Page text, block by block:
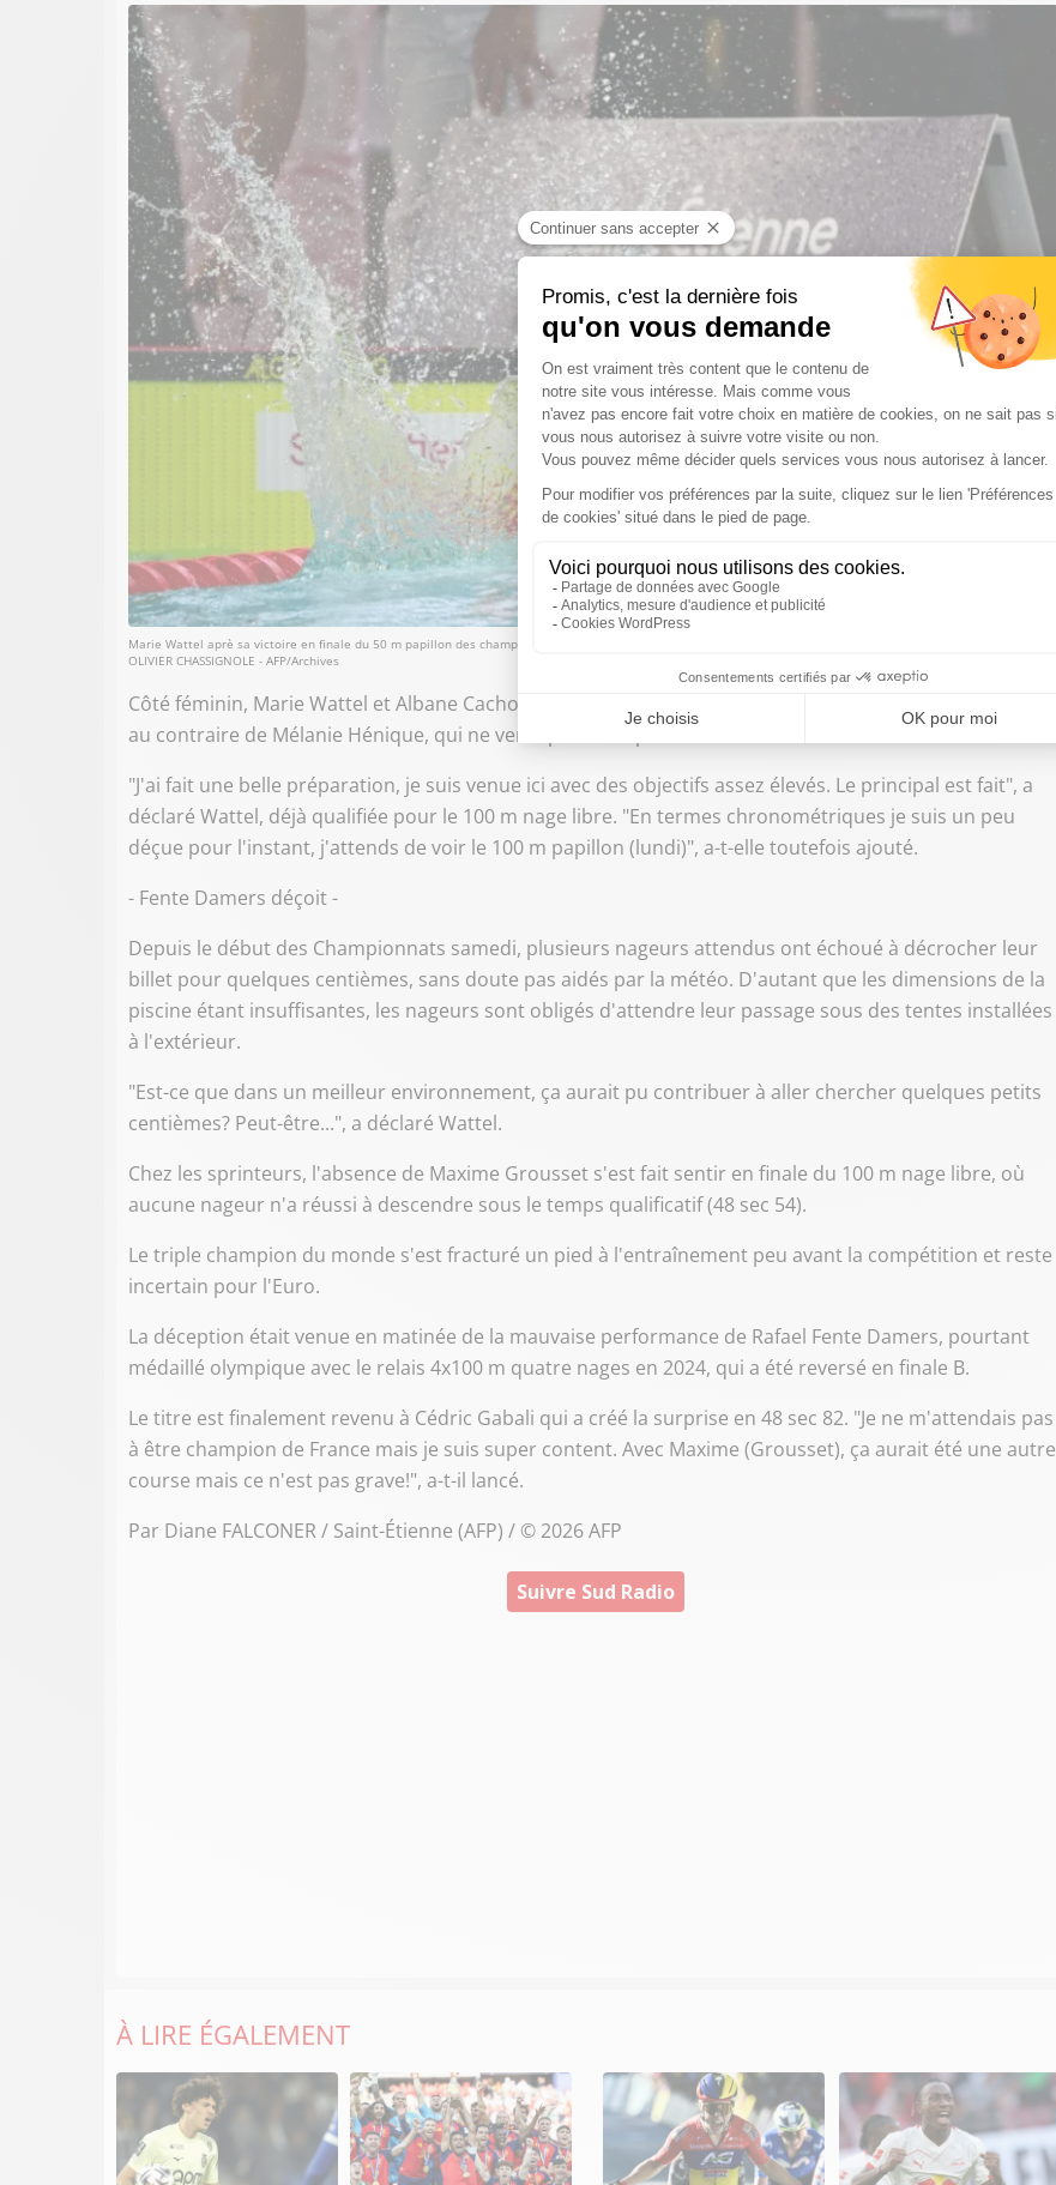
Marie Wattel aprè sa victoire en finale du 50 m papillon des championnats de France de natation le 28 juin 2026 à Saint-Etienne
OLIVIER CHASSIGNOLE - AFP/Archives
Côté féminin, Marie Wattel et Albane Cachot ont également validé leur qualification sur 50 m papillon,
au contraire de Mélanie Hénique, qui ne verra pas Paris pour un centième.
"J'ai fait une belle préparation, je suis venue ici avec des objectifs assez élevés. Le principal est fait", a
déclaré Wattel, déjà qualifiée pour le 100 m nage libre. "En termes chronométriques je suis un peu
déçue pour l'instant, j'attends de voir le 100 m papillon (lundi)", a-t-elle toutefois ajouté.
- Fente Damers déçoit -
Depuis le début des Championnats samedi, plusieurs nageurs attendus ont échoué à décrocher leur
billet pour quelques centièmes, sans doute pas aidés par la météo. D'autant que les dimensions de la
piscine étant insuffisantes, les nageurs sont obligés d'attendre leur passage sous des tentes installées
à l'extérieur.
"Est-ce que dans un meilleur environnement, ça aurait pu contribuer à aller chercher quelques petits
centièmes? Peut-être...", a déclaré Wattel.
Chez les sprinteurs, l'absence de Maxime Grousset s'est fait sentir en finale du 100 m nage libre, où
aucune nageur n'a réussi à descendre sous le temps qualificatif (48 sec 54).
Le triple champion du monde s'est fracturé un pied à l'entraînement peu avant la compétition et reste
incertain pour l'Euro.
La déception était venue en matinée de la mauvaise performance de Rafael Fente Damers, pourtant
médaillé olympique avec le relais 4x100 m quatre nages en 2024, qui a été reversé en finale B.
Le titre est finalement revenu à Cédric Gabali qui a créé la surprise en 48 sec 82. "Je ne m'attendais pas
à être champion de France mais je suis super content. Avec Maxime (Grousset), ça aurait été une autre
course mais ce n'est pas grave!", a-t-il lancé.
Par Diane FALCONER / Saint-Étienne (AFP) / © 2026 AFP
Suivre Sud Radio
À LIRE ÉGALEMENT